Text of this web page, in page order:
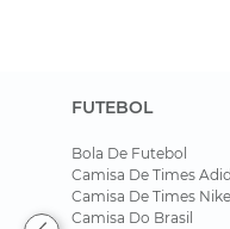
FUTEBOL
Bola De Futebol
Camisa De Times
Camisa De Times Nike
Camisa Do Brasil